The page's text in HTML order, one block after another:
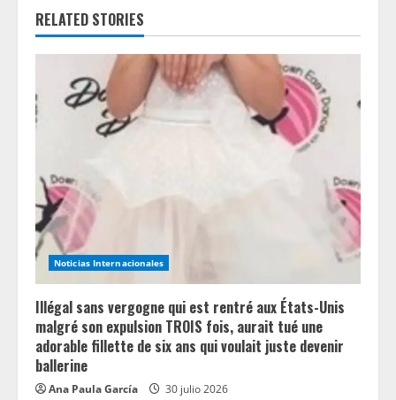
u
R
a
d
i
n
g
RELATED STORIES
Noticias Internacionales
Illégal sans vergogne qui est rentré aux États-Unis
malgré son expulsion TROIS fois, aurait tué une
adorable fillette de six ans qui voulait juste devenir
ballerine
Ana Paula García 30 julio 2026